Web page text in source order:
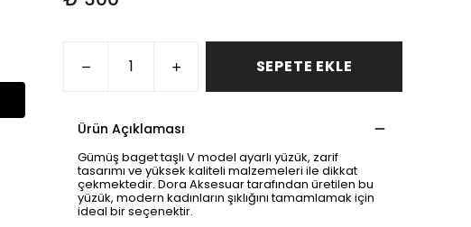
SEPETE EKLE
Ürün Açıklaması
Gümüş baget taşlı V model ayarlı yüzük, zarif
tasarımı ve yüksek kaliteli malzemeleri ile dikkat
çekmektedir. Dora Aksesuar tarafından üretilen bu
yüzük, modern kadınların şıklığını tamamlamak için
ideal bir seçenektir.